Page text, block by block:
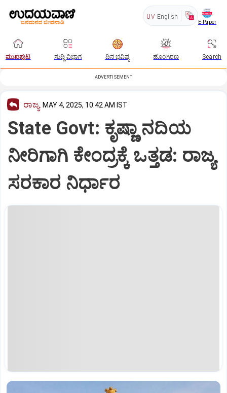
UV English
E-Paper
ಮುಖಪುಟ ಸುದ್ದಿ ವಿಭಾಗ ದಿನ ಭವಿಷ್ಯ ಹೊಂಗಿರಣ Search
ADVERTISEMENT
ರಾಜ್ಯ MAY 4, 2025, 10:42 AM IST
State Govt: ಕೃಷ್ಣಾ ನದಿಯ
ನೀರಿಗಾಗಿ ಕೇಂದ್ರಕ್ಕೆ ಒತ್ತಡ: ರಾಜ್ಯ
ಸರಕಾರ ನಿರ್ಧಾರ